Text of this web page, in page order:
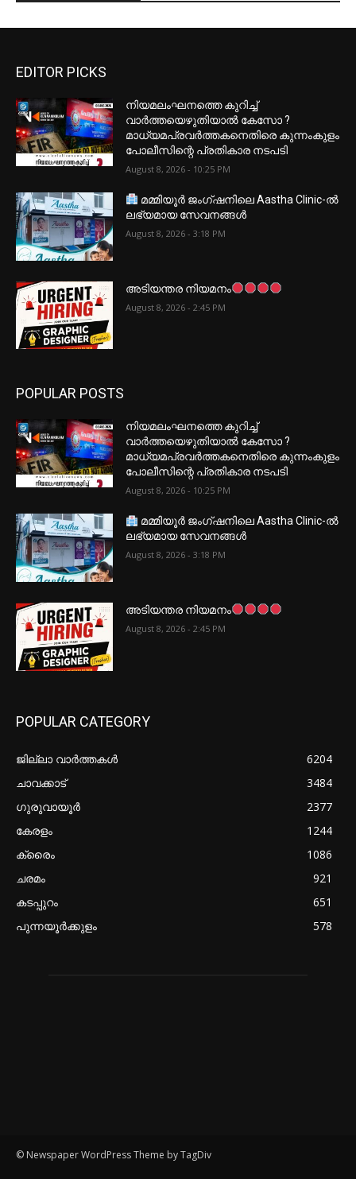
EDITOR PICKS
നിയമലംഘനത്തെ കുറിച്ച്
വാർത്തയെഴുതിയാൽ കേസോ ?
മാധ്യമപ്രവർത്തകനെതിരെ കുന്നംകുളം
പോലീസിന്റെ പ്രതികാര നടപടി
August 8, 2026 - 10:25 PM
മമ്മിയൂർ ജംഗ്ഷനിലെ Aastha Clinic-ൽ
ലഭ്യമായ സേവനങ്ങൾ
August 8, 2026 - 3:18 PM
അടിയന്തര നിയമനം
August 8, 2026 - 2:45 PM
POPULAR POSTS
നിയമലംഘനത്തെ കുറിച്ച്
വാർത്തയെഴുതിയാൽ കേസോ ?
മാധ്യമപ്രവർത്തകനെതിരെ കുന്നംകുളം
പോലീസിന്റെ പ്രതികാര നടപടി
August 8, 2026 - 10:25 PM
മമ്മിയൂർ ജംഗ്ഷനിലെ Aastha Clinic-ൽ
ലഭ്യമായ സേവനങ്ങൾ
August 8, 2026 - 3:18 PM
അടിയന്തര നിയമനം
August 8, 2026 - 2:45 PM
POPULAR CATEGORY
ജില്ലാ വാർത്തകൾ
6204
ചാവക്കാട്
3484
ഗുരുവായൂർ
2377
കേരളം
1244
ക്രൈം
1086
ചരമം
921
കടപ്പുറം
651
പുന്നയൂർക്കുളം
578
© Newspaper WordPress Theme by TagDiv